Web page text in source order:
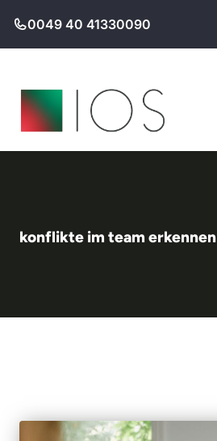
Inhalt
springen
0049 40 41330090
konflikte im team erkennen